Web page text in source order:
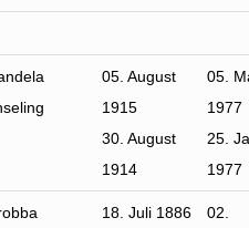
05. August
1915
30. August
1914
05.
1977
25.
1977
18. Juli 1886
02.